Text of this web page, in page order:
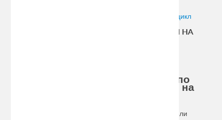
СИГНАЛИЗАЦИИ НА
оборудование для мотоциклов по
доступной цене, сделайте заказ на
Современный мотоцикл – это нечто большее, нежели